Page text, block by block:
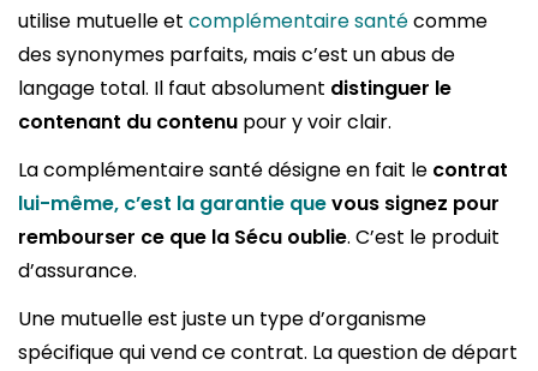
utilise mutuelle et complémentaire santécomme
des synonymes parfaits, mais c’est un abus de
langage total. Il faut absolument distinguer le
contenant du contenu pour y voir clair.
La complémentaire santé désigne en fait le contrat
lui-même, c’est la garantie quevous signez pour
rembourser ce que la Sécu oublie. C’est le produit
d’assurance.
Une mutuelle est juste un type d’organisme
spécifique qui vend ce contrat. La question de départ